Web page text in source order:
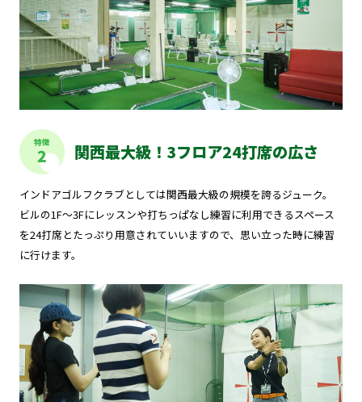
特徴
2 関西最大級！3フロア24打席の広さ
インドアゴルフクラブとしては関西最大級の規模を誇るジューク。
ビルの1F～3Fにレッスンや打ちっぱなし練習に利用できるスペース
を24打席とたっぷり用意されていいますので、思い立った時に練習
に行けます。